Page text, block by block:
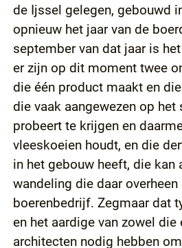
de Ijssel gelegen, gebouwd
opnieuw het jaar van de
september van dat jaar is
er zijn op dit moment twee
die één product maakt en
die vaak aangewezen op
probeert te krijgen en
vleeskoeien houdt, en die
in het gebouw heeft, die kan
wandeling die daar
boerenbedrijf. Zegmaar dat
en het aardige van zowel
architecten nodig hebben